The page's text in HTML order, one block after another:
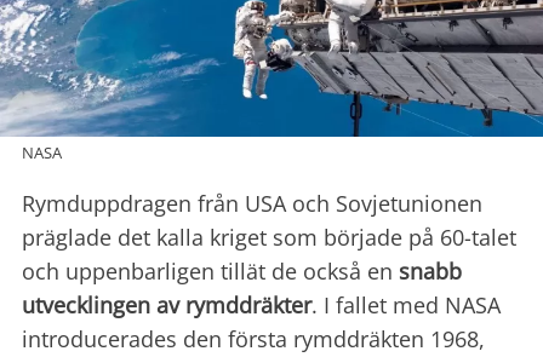
NASA
Rymduppdragen från USA och Sovjetunionen
präglade det kalla kriget som började på 60-talet
och uppenbarligen tillät de också en snabb
utvecklingen av rymddräkter. I fallet med NASA
introducerades den första rymddräkten 1968,